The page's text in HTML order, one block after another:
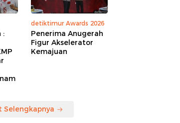
:
detiktimur Awards 2026
Penerima Anugerah
Figur Akselerator
Kemajuan
Selengkapnya